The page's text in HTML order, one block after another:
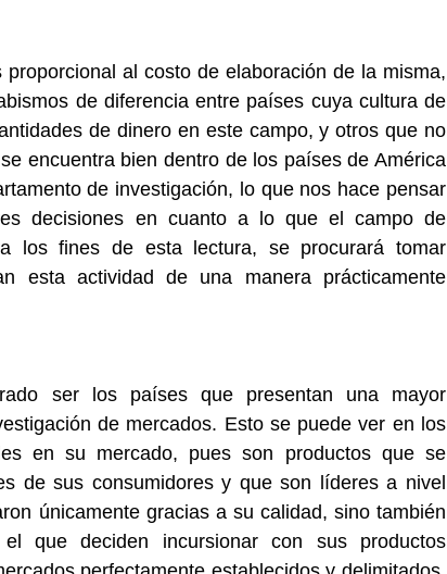
al costo de elaboración de la misma,
de diferencia entre países cuya cultura de
de dinero en este campo, y otros que no
encuentra bien dentro de los países de América
de investigación, lo que nos hace pensar
decisiones en cuanto a lo que el campo de
los fines de esta lectura, se procurará tomar
esta actividad de una manera prácticamente
ser los países que presentan una mayor
de mercados. Esto se puede ver en los
en su mercado, pues son productos que se
de sus consumidores y que son líderes a nivel
únicamente gracias a su calidad, sino también
que deciden incursionar con sus productos